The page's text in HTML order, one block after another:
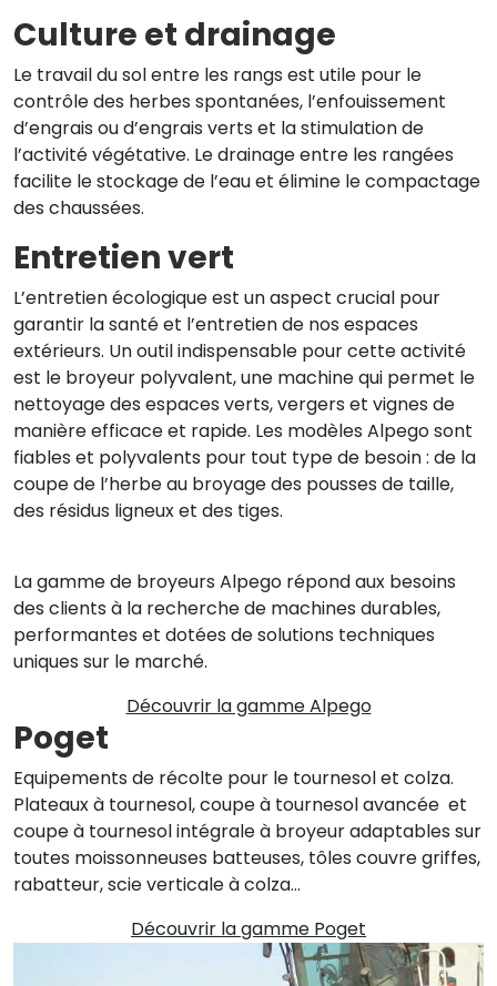
Culture et drainage
Le travail du sol entre les rangs est utile pour le
contrôle des herbes spontanées, l’enfouissement
d’engrais ou d’engrais verts et la stimulation de
l’activité végétative. Le drainage entre les rangées
facilite le stockage de l’eau et élimine le compactage
des chaussées.
Entretien vert
L’entretien écologique est un aspect crucial pour
garantir la santé et l’entretien de nos espaces
extérieurs. Un outil indispensable pour cette activité
est le broyeur polyvalent, une machine qui permet le
nettoyage des espaces verts, vergers et vignes de
manière efficace et rapide. Les modèles Alpego sont
fiables et polyvalents pour tout type de besoin : de la
coupe de l’herbe au broyage des pousses de taille,
des résidus ligneux et des tiges.
La gamme de broyeurs Alpego répond aux besoins
des clients à la recherche de machines durables,
performantes et dotées de solutions techniques
uniques sur le marché.
Découvrir la gamme Alpego
Poget
Equipements de récolte pour le tournesol et colza.
Plateaux à tournesol, coupe à tournesol avancée et
coupe à tournesol intégrale à broyeur adaptables sur
toutes moissonneuses batteuses, tôles couvre griffes,
rabatteur, scie verticale à colza…
Découvrir la gamme Poget